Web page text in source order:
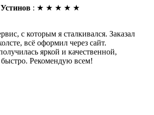
: ★ ★ ★ ★ ★
с которым я сталкивался. Заказал
всё оформил через сайт.
яркой и качественной,
быстро. Рекомендую всем!